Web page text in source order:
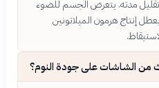
وتقليل مدته. يتعرض الجسم للضوء
إنتاج هرمون الميلاتونين
من الشاشات على جودة النوم؟